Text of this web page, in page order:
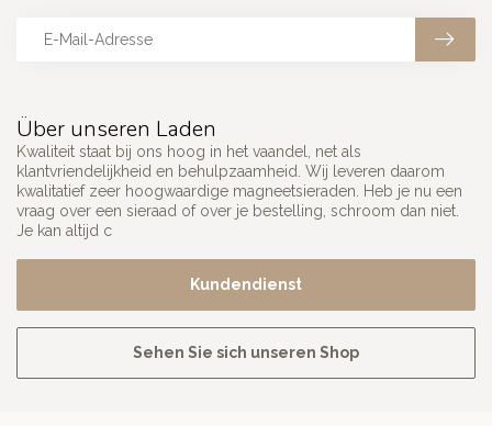
Über unseren Laden
Kwaliteit staat bij ons hoog in het vaandel, net als
klantvriendelijkheid en behulpzaamheid. Wij leveren daarom
kwalitatief zeer hoogwaardige magneetsieraden. Heb je nu een
vraag over een sieraad of over je bestelling, schroom dan niet.
Je kan altijd c
Kundendienst
Sehen Sie sich unseren Shop